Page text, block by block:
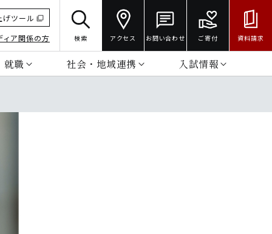
げツール
ィア関係の方
検索 アクセス お問い合わせ ご寄付 資料請求
就職 社会・地域連携 入試情報